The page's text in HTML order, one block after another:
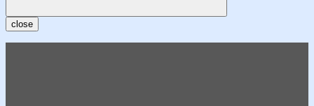
close